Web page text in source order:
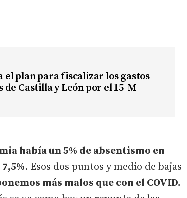
el plan para fiscalizar los gastos
de Castilla y León por el 15-M
había un 5% de absentismo en
. Esos dos puntos y medio de bajas
más malos que con el COVID.